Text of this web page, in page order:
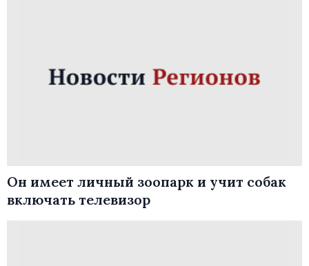
Он имеет личный зоопарк и учит собак
включать телевизор